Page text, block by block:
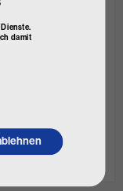
€ 0,28 inkl. MwSt.
damit